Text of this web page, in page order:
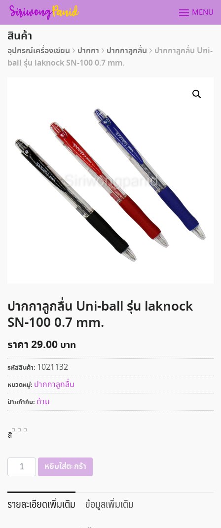
Skip
content
MENU
สินค้า
อุปกรณ์เครื่องเขียน ปากกา ปากกาลูกลื่น
ปากกาลูกลื่น Uni-
ball รุ่น laknock SN-100 0.7 mm.
ปากกาลูกลื่น Uni-ball รุ่น laknock
SN-100 0.7 mm.
ราคา29.00
รหัสสินค้า: 1021132
หมวดหมู่: ปากกาลูกลื่น
ป้ายกำกับ: ด้าม
สี
จำนวน
ปากกา
ลื่น
Uni-
หยิบใส่ตะกร้า
รายละเอียดเพิ่มเติม ข้อมูลเพิ่มเติม